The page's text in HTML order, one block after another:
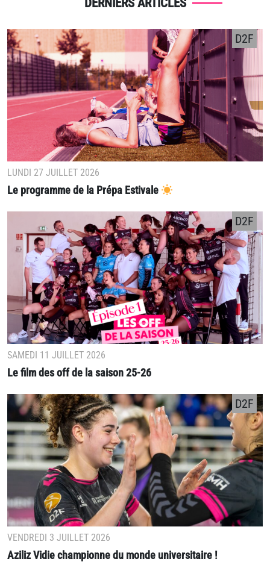
DERNIERS ARTICLES
LUNDI 27 JUILLET 2026
Le programme de la Prépa Estivale
D2F
SAMEDI 11 JUILLET 2026
Le film des off de la saison 25-26
D2F
VENDREDI 3 JUILLET 2026
Aziliz Vidie championne du monde universitaire !
D2F